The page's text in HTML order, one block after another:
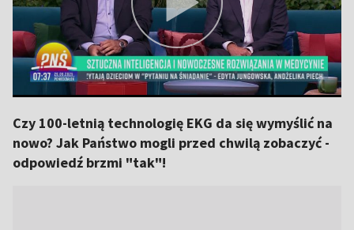
Czy 100-letnią technologię EKG da się wymyślić na
nowo? Jak Państwo mogli przed chwilą zobaczyć -
odpowiedź brzmi "tak"!